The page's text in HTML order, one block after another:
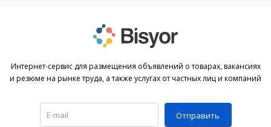
Интернет-сервис для размещения объявлений о товарах, вакансиях
и резюме на рынке труда, а также услугах от частных лиц и компаний
Отправить